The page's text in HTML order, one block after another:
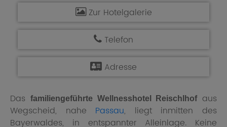
Zur Hotelgalerie
Telefon
Adresse
Das familiengeführte Wellnesshotel Reischlhofaus
Wegscheid, nahe Passau, liegt inmitten des
Bayerwaldes, in entspannter Alleinlage. Keine